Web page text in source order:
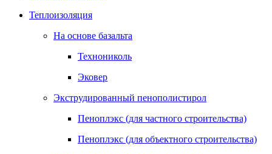
Теплоизоляция
На основе базальта
Технониколь
Эковер
Экструдированный пенополистирол
Пеноплэкс (для частного строительства)
Пеноплэкс (для объектного строительства)